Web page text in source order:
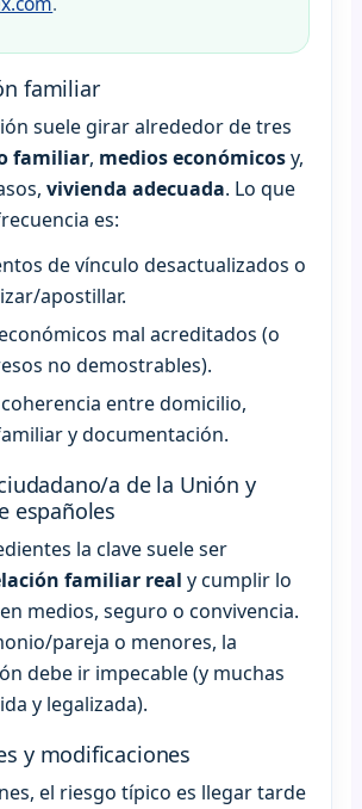
familiar
suele girar alrededor de tres
familiar, medios económicosy,
vivienda adecuada. Lo que
es:
de vínculo desactualizados o
apostillar.
mal acreditados (o
no demostrables).
entre domicilio,
y documentación.
a de la Unión y
españoles
la clave suele ser
familiar real y cumplir lo
medios, seguro o convivencia.
pareja o menores, la
debe ir impecable (y muchas
y legalizada).
y modificaciones
el riesgo típico es llegar tarde